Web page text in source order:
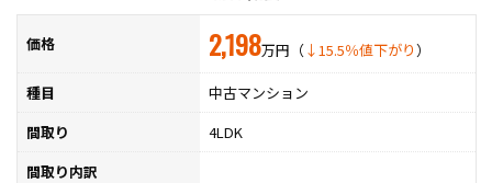
価格 2,198万円（↓15.5％値下がり）
種目
中古マンション
間取り
4LDK
間取り内訳